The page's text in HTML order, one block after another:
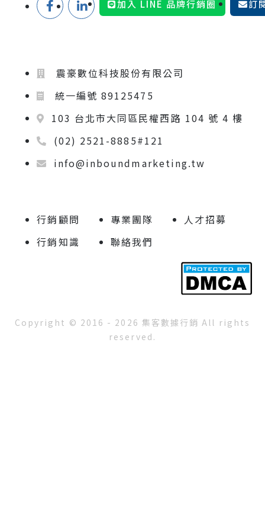
加入 LINE 品牌行銷圈 訂
震豪數位科技股份有限公司
統一編號 89125475
103 台北市大同區民權西路 104 號 4 樓
(02) 2521-8885#121
info@inboundmarketing.tw
行銷顧問 專業團隊
人才招募
行銷知識
聯絡我們
Copyright © 2016 - 2026 集客數據行銷 All rights
reserved.